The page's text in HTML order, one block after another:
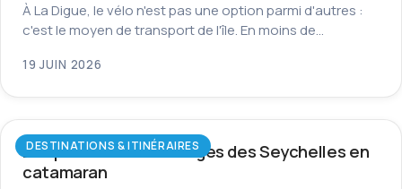
À La Digue, le vélo n'est pas une option parmi d'autres :
c'est le moyen de transport de l'île. En moins de…
19 JUIN 2026
DESTINATIONS & ITINÉRAIRES
Les plus beaux mouillages des Seychelles en
catamaran